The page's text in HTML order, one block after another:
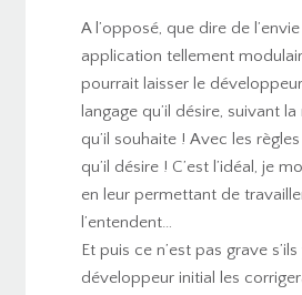
A l’opposé, que dire de
application tellement
pourrait laisser le
langage qu’il désire, suivant
qu’il souhaite ! Avec les
qu’il désire ! C’est l’idéal, je
en leur permettant de
l’entendent…
Et puis ce n’est pas grave
développeur initial les